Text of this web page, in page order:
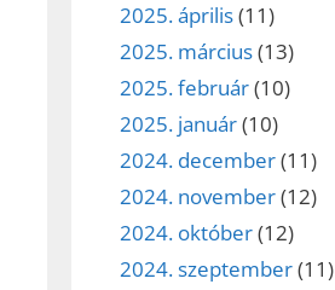
2025. április(11)
2025. március(13)
2025. február(10)
2025. január(10)
2024. december(11)
2024. november(12)
2024. október(12)
2024. szeptember(11)